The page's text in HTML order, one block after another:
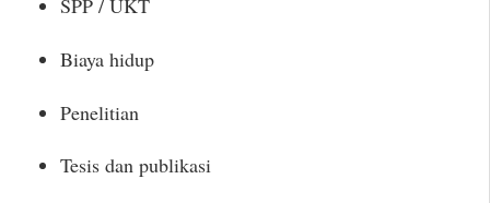
SPP / UKT
Biaya hidup
Penelitian
Tesis dan publikasi